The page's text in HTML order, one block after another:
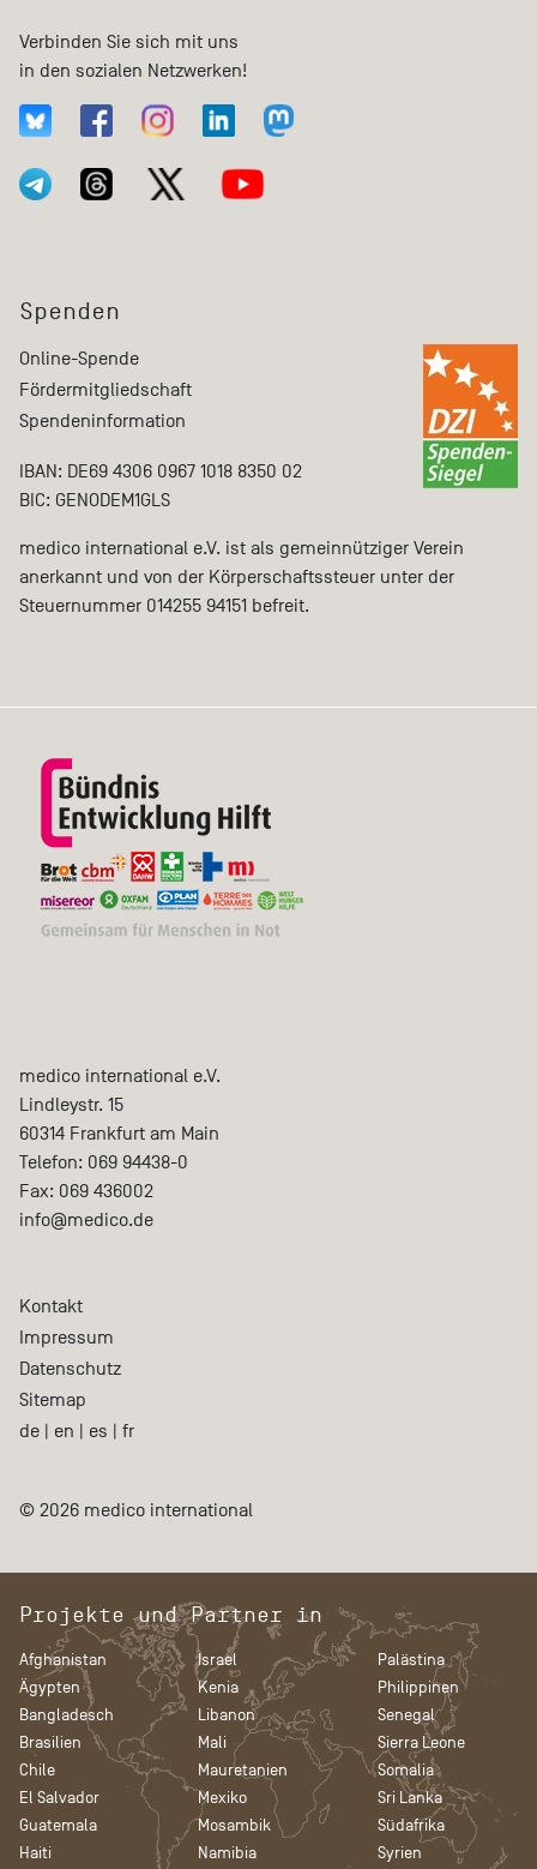
Verbinden Sie sich mit uns
in den sozialen Netzwerken!
Spenden
Online-Spende
Fördermitgliedschaft
Spendeninformation
IBAN: DE69 4306 0967 1018 8350 02
BIC: GENODEM1GLS
medico international e.V. ist als gemeinnütziger Verein
anerkannt und von der Körperschaftssteuer unter der
Steuernummer 014255 94151 befreit.
medico international e.V.
Lindleystr. 15
60314 Frankfurt am Main
Telefon: 069 94438-0
Fax: 069 436002
info@medico.de
Kontakt
Impressum
Datenschutz
Sitemap
de | en | es | fr
© 2026 medico international
Projekte und Partner in
Afghanistan
Ägypten
Bangladesch
Brasilien
Chile
El Salvador
Guatemala
Haiti
Israel
Kenia
Libanon
Mali
Mauretanien
Mexiko
Mosambik
Namibia
Palästina
Philippinen
Senegal
Sierra Leone
Somalia
Sri Lanka
Südafrika
Syrien